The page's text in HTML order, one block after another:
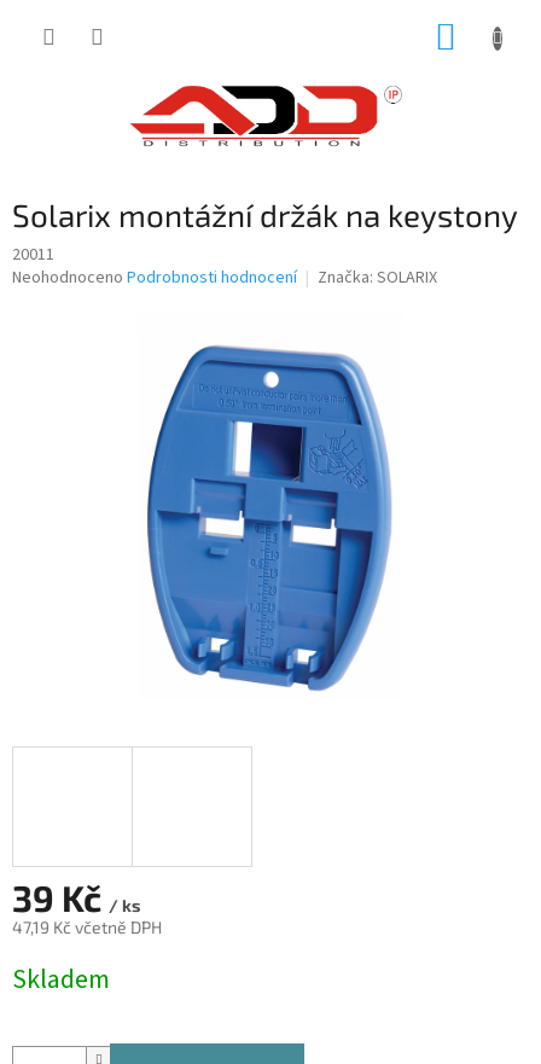
Solarix montážní držák na keystony
20011
Průměrné
Neohodnoceno Podrobnosti hodnocení Značka: SOLARIX
39 Kč / ks
47,19 Kč včetně DPH
cena:
Skladem